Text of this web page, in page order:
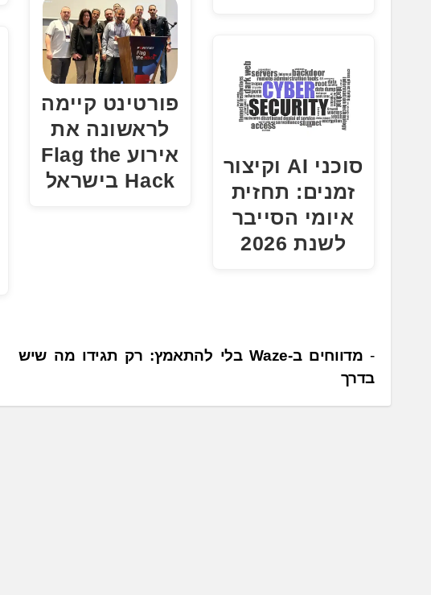
סוכני AI וקיצור
זמנים: תחזית
איומי הסייבר
לשנת 2026
פורטינט קיימה
לראשונה את
אירוע Flag the
Hack בישראל
נ
י
ו
מדווחים ב-Waze בלי להתאמץ: רק תגידו מה שיש
בדרך